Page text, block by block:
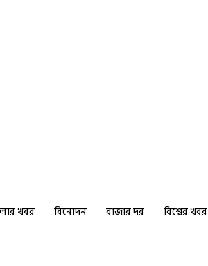
খবর বিনোদন বাজার দর বিশ্বের খবর